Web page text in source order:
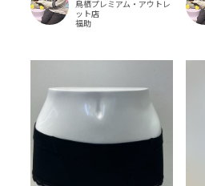
鳥栖プレミアム・アウトレ
ット店
福助